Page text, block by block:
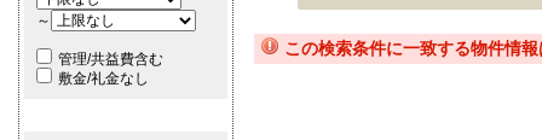
～
管理/共益費含む
敷金/礼金なし
この検索条件に一致する物件情